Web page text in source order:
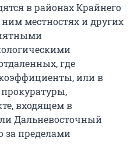
в районах Крайнего
местностях и других
где
или в
входящем в
Дальневосточный
за пределами